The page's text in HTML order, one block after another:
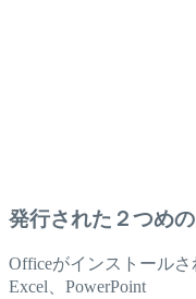
発行された２つめ
Officeがインストールさ
Excel、PowerPoint